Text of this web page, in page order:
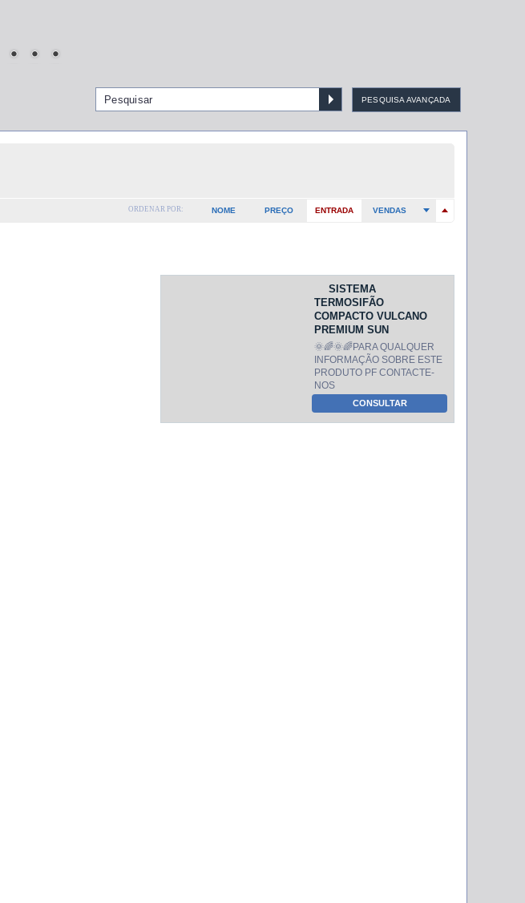
PESQUISA AVANÇADA
ORDENAR POR: NOME PREÇO ENTRADA VENDAS
SISTEMA
TERMOSIFÃO
COMPACTO VULCANO
PREMIUM SUN
🌞🌈🌞🌈PARA QUALQUER
INFORMAÇÃO SOBRE ESTE
PRODUTO PF CONTACTE-
NOS
CONSULTAR